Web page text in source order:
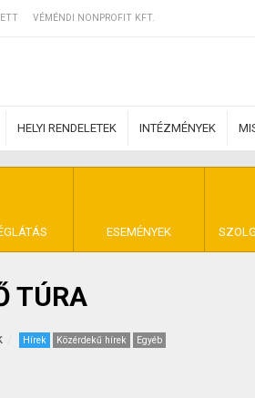
VÉMÉNDI NONPROFIT KFT.
HELYI RENDELETEK INTÉZMÉNYEK
ESEMÉNYEK
TÚRA
Hírek Közérdekű hírek Egyéb